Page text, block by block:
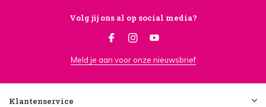
Volg jij ons al op social media?
Meld je aan voor onze nieuwsbrief
Klantenservice